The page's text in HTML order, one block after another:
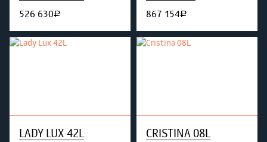
526 630руб. 867 154руб.
LADY LUX 42L CRISTINA 08L